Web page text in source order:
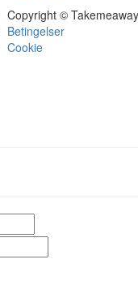
Copyright ©
Betingelser
Cookie